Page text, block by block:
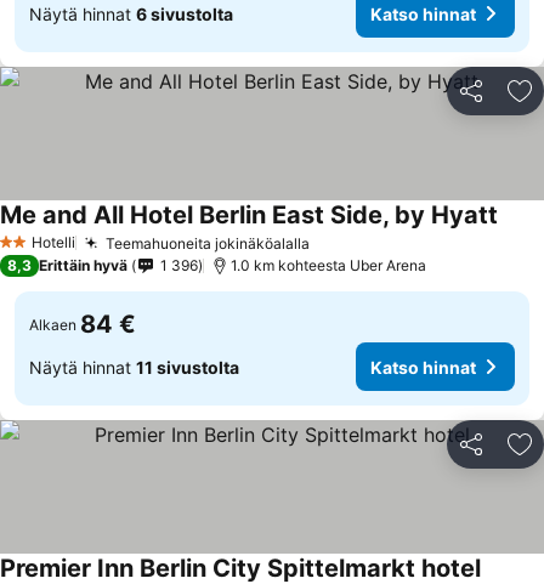
Näytä hinnat 6 sivustolta Katso hinnat
Jaa
2 Tähtiluokitus
Hotelli Teemahuoneita jokinäköalalla
Me and All Hotel Berlin East Side, by Hyatt
8,3 Erittäin hyvä 1 396 1.0 km kohteesta Uber Arena
Alkaen 84 €
Näytä hinnat 11 sivustolta Katso hinnat
Jaa
Premier Inn Berlin City Spittelmarkt hotel